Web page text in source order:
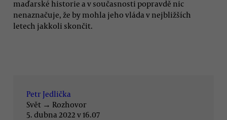
maďarské historie a v současnosti popravdě nic
nenaznačuje, že by mohla jeho vláda v nejbližších
letech jakkoli skončit.
Petr Jedlička
Svět → Rozhovor
5. dubna 2022 v 16.07